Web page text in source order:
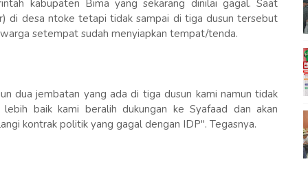
kabupaten Bima yang sekarang dinilai gagal. Saat
di desa ntoke tetapi tidak sampai di tiga dusun tersebut
setempat sudah menyiapkan tempat/tenda.
dua jembatan yang ada di tiga dusun kami namun tidak
baik kami beralih dukungan ke Syafaad dan akan
kontrak politik yang gagal dengan IDP". Tegasnya.